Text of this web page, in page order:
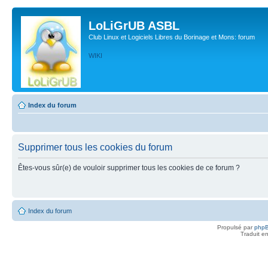
LoLiGrUB ASBL
Club Linux et Logiciels Libres du Borinage et Mons: forum
WIKI
Index du forum
Supprimer tous les cookies du forum
Êtes-vous sûr(e) de vouloir supprimer tous les cookies de ce forum ?
Index du forum
Propulsé par
Traduit